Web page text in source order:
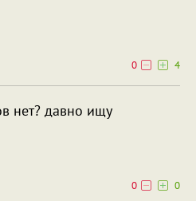
0
4
нет? давно ищу
0
0